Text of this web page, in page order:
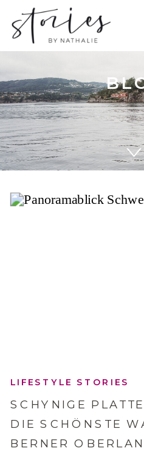
LIFESTYLE STORIES
SCHYNIGE
DIE SCHÖNSTE
BERNER